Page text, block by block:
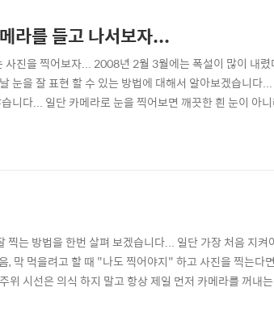
라를 들고 나서보자...
사진을 찍어보자... 2008년 2월 3월에는 폭설이 많이 내
눈을 잘 표현 할 수 있는 방법에 대해서 알아보겠습니다
니다... 일단 카메라로 눈을 찍어보면 깨끗한 흰 눈이 아
지하여 노출값을 정하기 때문입니다. (간단히 말하자면
는 방법을 한번 살펴 보겠습니다... 일단 가장 처음 지
막 먹을려고 할 때 "나도 찍어야지" 하고 사진을 찍는다
위 시선은 의식 하지 말고 항상 제일 먼저 카메라를 꺼내
찍으려면 여러가지 연출이 필요하다...- 2. 접사모드를